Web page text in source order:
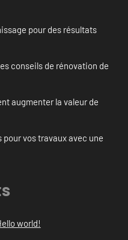
pour des résultats
conseils de rénovation de
augmenter la valeur de
vos travaux avec une
world!